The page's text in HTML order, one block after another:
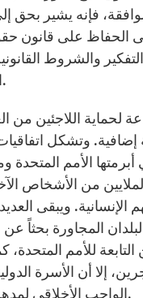
فإنه يشير
على قانون
والشروط
المهجرين قسراً التي تتغير باستمرار.
اتفاقيات إقليمية إضافية.
أبرمتها الأمم
من الأشخاص
الإنسانية. ويبقى
المجاورة بحثاً
للأمم
إلا أن الأسرة
الواجب الأخلاقي لمدهم بالحماية، مهما كانت المهمة صعبة.